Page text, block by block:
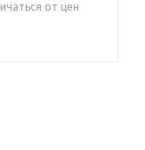
от цен